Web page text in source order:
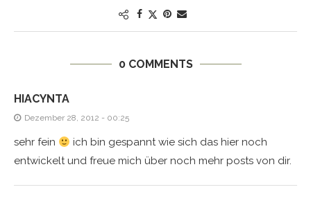
0 COMMENTS
HIACYNTA
Dezember 28, 2012 - 00:25
sehr fein
ich bin gespannt wie sich das hier noch
entwickelt und freue mich über noch mehr posts von dir.